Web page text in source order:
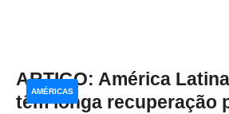
ARTIGO: América
têm longa recuperação
AMÉRICAS